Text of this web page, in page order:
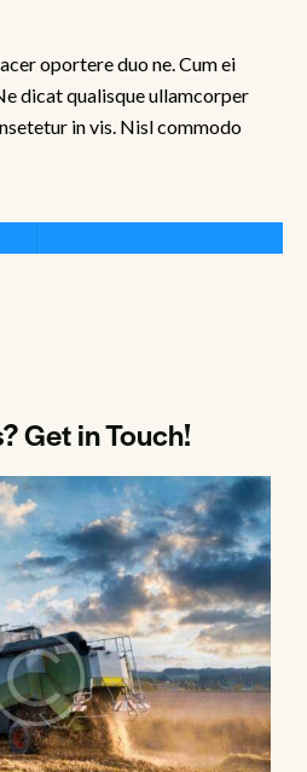
oportere duo ne. Cum ei
dicat qualisque ullamcorper
in vis. Nisl commodo
Get in Touch!